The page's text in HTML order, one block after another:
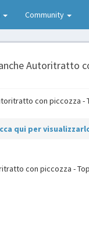
Community
Autoritratto
qui per
con piccozza -